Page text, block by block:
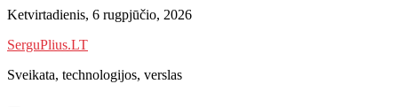
Skip
content
Ketvirtadienis, 6 rugpjūčio, 2026
SerguPlius.LT
Sveikata, technologijos, verslas